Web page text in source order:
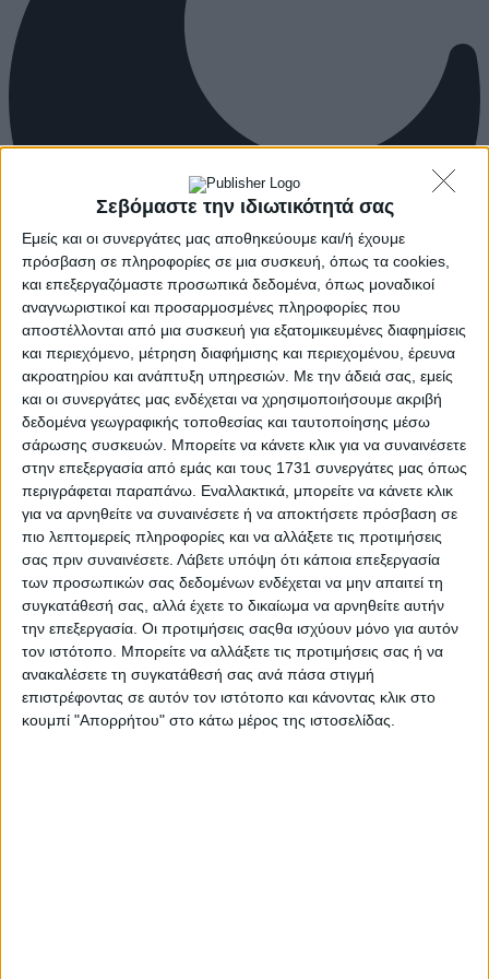
Σεβόμαστε την ιδιωτικότητά σας
Εμείς και οι συνεργάτες μας αποθηκεύουμε και/ή έχουμε
πρόσβαση σε πληροφορίες σε μια συσκευή, όπως τα cookies,
και επεξεργαζόμαστε προσωπικά δεδομένα, όπως μοναδικοί
αναγνωριστικοί και προσαρμοσμένες πληροφορίες που
αποστέλλονται από μια συσκευή για εξατομικευμένες διαφημίσεις
και περιεχόμενο, μέτρηση διαφήμισης και περιεχομένου, έρευνα
ακροατηρίου και ανάπτυξη υπηρεσιών. Με την άδειά σας, εμείς
και οι συνεργάτες μας ενδέχεται να χρησιμοποιήσουμε ακριβή
δεδομένα γεωγραφικής τοποθεσίας και ταυτοποίησης μέσω
σάρωσης συσκευών. Μπορείτε να κάνετε κλικ για να συναινέσετε
στην επεξεργασία από εμάς και τους 1731 συνεργάτες μας όπως
περιγράφεται παραπάνω. Εναλλακτικά, μπορείτε να κάνετε κλικ
για να αρνηθείτε να συναινέσετε ή να αποκτήσετε πρόσβαση σε
πιο λεπτομερείς πληροφορίες και να αλλάξετε τις προτιμήσεις
σας πριν συναινέσετε. Λάβετε υπόψη ότι κάποια επεξεργασία
των προσωπικών σας δεδομένων ενδέχεται να μην απαιτεί τη
συγκατάθεσή σας, αλλά έχετε το δικαίωμα να αρνηθείτε αυτήν
την επεξεργασία. Οι προτιμήσεις σαςθα ισχύουν μόνο για αυτόν
τον ιστότοπο. Μπορείτε να αλλάξετε τις προτιμήσεις σας ή να
ανακαλέσετε τη συγκατάθεσή σας ανά πάσα στιγμή
επιστρέφοντας σε αυτόν τον ιστότοπο και κάνοντας κλικ στο
κουμπί "Απορρήτου" στο κάτω μέρος της ιστοσελίδας.